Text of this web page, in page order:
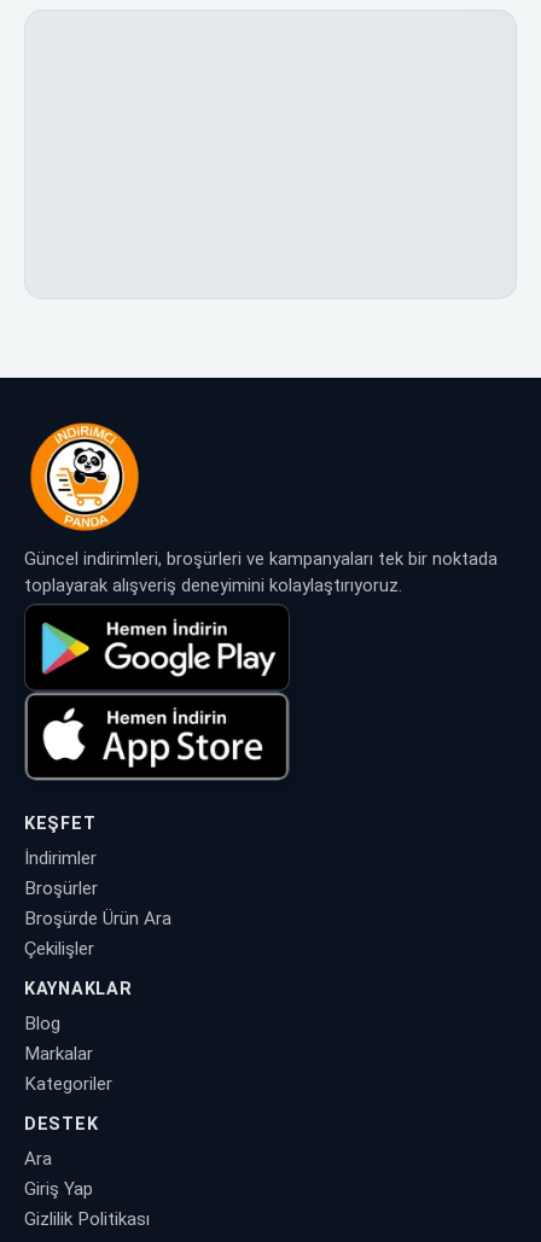
Güncel indirimleri, broşürleri ve kampanyaları tek bir noktada
toplayarak alışveriş deneyimini kolaylaştırıyoruz.
KEŞFET
İndirimler
Broşürler
Broşürde Ürün Ara
Çekilişler
KAYNAKLAR
Blog
Markalar
Kategoriler
DESTEK
Ara
Giriş Yap
Gizlilik Politikası